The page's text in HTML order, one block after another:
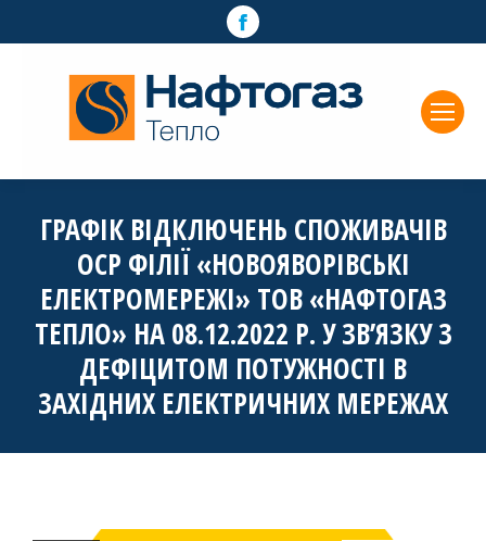
Facebook
opens
window
ГРАФІК ВІДКЛЮЧЕНЬ СПОЖИВАЧІВ
ОСР ФІЛІЇ «НОВОЯВОРІВСЬКІ
ЕЛЕКТРОМЕРЕЖІ» ТОВ «НАФТОГАЗ
ТЕПЛО» НА 08.12.2022 Р. У ЗВ’ЯЗКУ З
ДЕФІЦИТОМ ПОТУЖНОСТІ В
ЗАХІДНИХ ЕЛЕКТРИЧНИХ МЕРЕЖАХ